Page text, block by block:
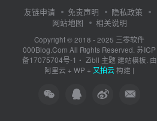
友链申请 免责声明
隐私政策
网站地图
相关说明
Copyright © 2018 - 2025 三零软件
000Blog.Com All Rights Reserved. 苏ICP
备17075704号-1 ・ Zibll 主题建站模板. 由
阿里云 + WP + 又拍云构建 |